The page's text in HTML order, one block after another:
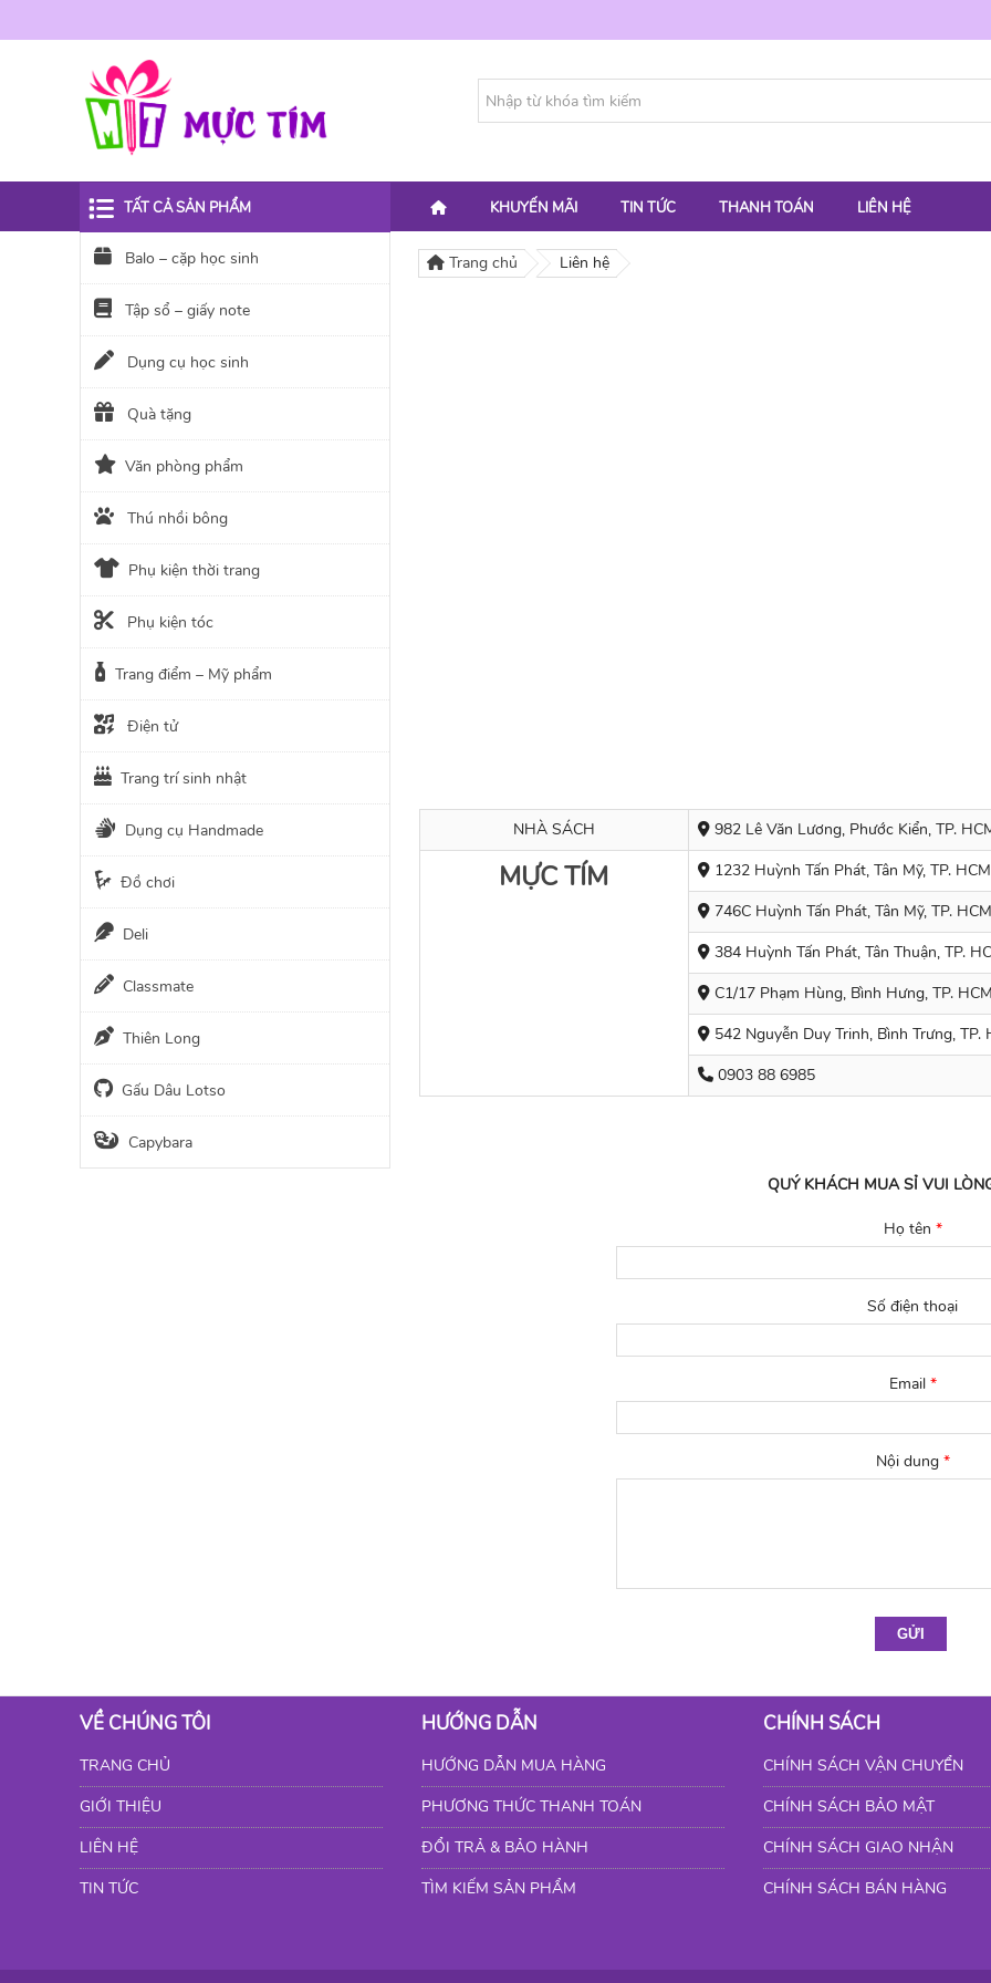
KHUYẾN MÃI TIN TỨC THANH TOÁN LIÊN HỆ
Trang chủ Liên hệ
NHÀ SÁCH 982 Lê Văn Lương, Phước Kiển, TP.
MỰC TÍM
1232 Huỳnh Tấn Phát, Tân Mỹ, TP. HCM
746C Huỳnh Tấn Phát, Tân Mỹ, TP. HCM
384Huỳnh Tấn Phát, Tân Thuận, TP.
C1/17 Phạm Hùng, Bình Hưng, TP. HCM
542 Nguyễn Duy Trinh, Bình Trưng, TP.
0903 88 6985
QUÝ KHÁCH MUA SỈ VUI
Họ tên *
Số điện thoại
Email *
Nội dung *
GỬI
TẤT CẢ SẢN PHẨM
Balo – cặp học sinh
Tập sổ – giấy note
Dụng cụ học sinh
Quà tặng
Văn phòng phẩm
Thú nhồi bông
Phụ kiện thời trang
Phụ kiện tóc
Trang điểm – Mỹ phẩm
Điện tử
Trang trí sinh nhật
Dụng cụ Handmade
Đồ chơi
Deli
Classmate
Thiên Long
Gấu Dâu Lotso
Capybara
VỀ CHÚNG TÔI
TRANG CHỦ
GIỚI THIỆU
LIÊN HỆ
TIN TỨC
HƯỚNG DẪN
HƯỚNG DẪN MUA HÀNG
PHƯƠNG THỨC THANH TOÁN
ĐỔI TRẢ & BẢO HÀNH
TÌM KIẾM SẢN PHẨM
CHÍNH SÁCH
CHÍNH SÁCH VẬN CHUYỂN
CHÍNH SÁCH BẢO MẬT
CHÍNH SÁCH GIAO NHẬN
CHÍNH SÁCH BÁN HÀNG